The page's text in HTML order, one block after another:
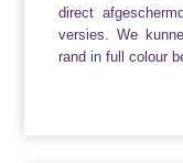
direct
versies. We
rand in full colour